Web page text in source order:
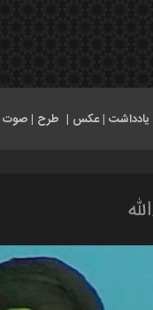
یادداشت |عکس | طرح |صوت